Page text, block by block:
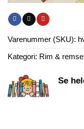
Varenummer (SKU):
Kategori: Rim &
Se